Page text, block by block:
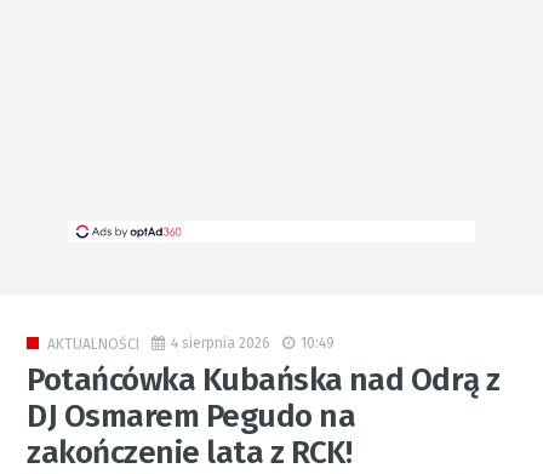
AKTUALNOŚCI 4 sierpnia 2026 10:49
Potańcówka Kubańska nad Odrą z
DJ Osmarem Pegudo na
zakończenie lata z RCK!